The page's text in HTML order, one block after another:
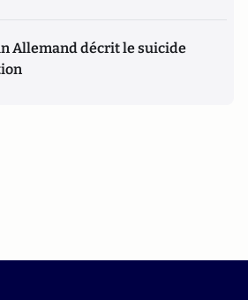
Allemand décrit le suicide